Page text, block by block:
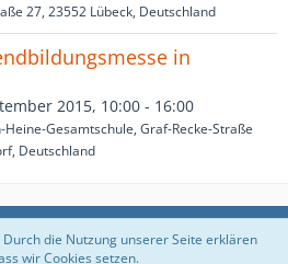
27, 23552 Lübeck, Deutschland
in
2015, 10:00 - 16:00
Heine-Gesamtschule, Graf-Recke-Straße
Deutschland
die Nutzung unserer Seite erklären
wir Cookies setzen.